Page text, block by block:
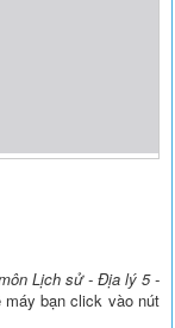
Lịch sử - Địa lý 5 -
bạn click vào nút